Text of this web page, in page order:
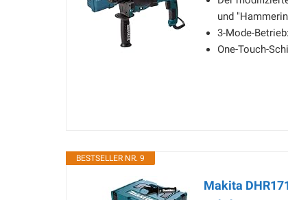
und
3-Mode-
One-Touch-
BESTSELLER NR. 9
Makita